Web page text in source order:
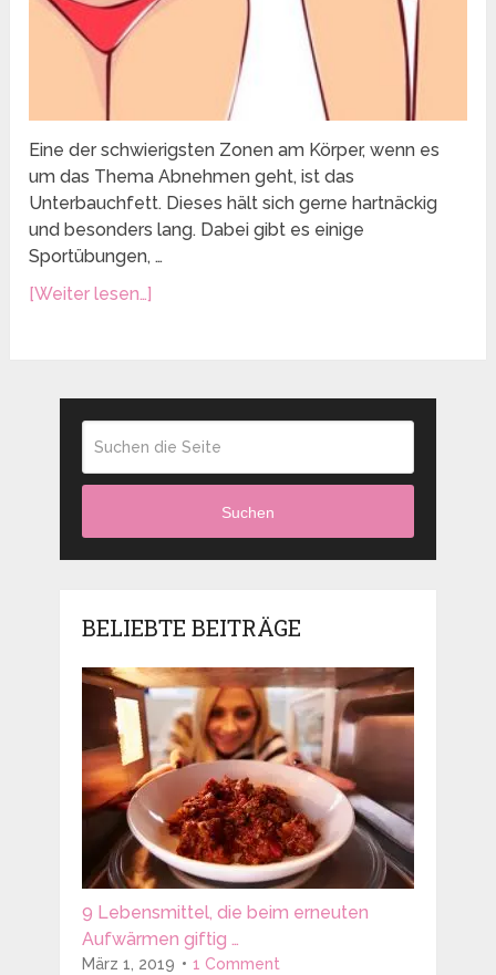
Eine der schwierigsten Zonen am Körper, wenn es
um das Thema Abnehmen geht, ist das
Unterbauchfett. Dieses hält sich gerne hartnäckig
und besonders lang. Dabei gibt es einige
Sportübungen, …
[Weiter lesen…]
Suchen
BELIEBTE BEITRÄGE
9 Lebensmittel, die beim erneuten
Aufwärmen giftig …
März 1, 2019 1 Comment